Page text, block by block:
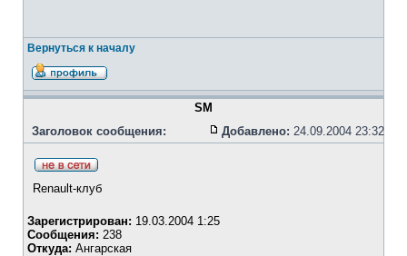
Вернуться к началу
SM
Заголовок сообщения:
Добавлено: 24.09.2004 23:32
Renault-клуб
Зарегистрирован: 19.03.2004 1:25
Сообщения: 238
Откуда: Ангарская